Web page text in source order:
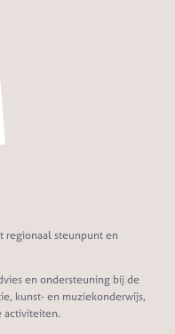
regionaal steunpunt en
en ondersteuning bij de
kunst- en muziekonderwijs,
activiteiten.